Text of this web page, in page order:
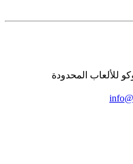
للألعاب المحدودة